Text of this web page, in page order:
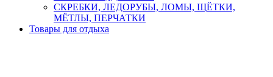
СКРЕБКИ, ЛЕДОРУБЫ, ЛОМЫ, ЩЁТКИ,
МЁТЛЫ, ПЕРЧАТКИ
Товары для отдыха